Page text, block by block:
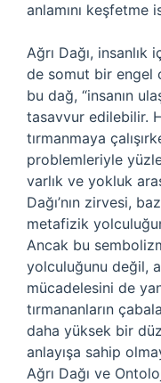
anlamını keşfetme
Ağrı Dağı,
de somut bir engel
bu dağ, “insanın
tasavvur edilebilir.
tırmanmaya
problemleriyle
varlık ve yokluk
Dağı’nın zirvesi,
metafizik
Ancak bu
yolculuğunu değil,
mücadelesini de
tırmananların
daha yüksek bir
anlayışa sahip
Ağrı Dağı ve